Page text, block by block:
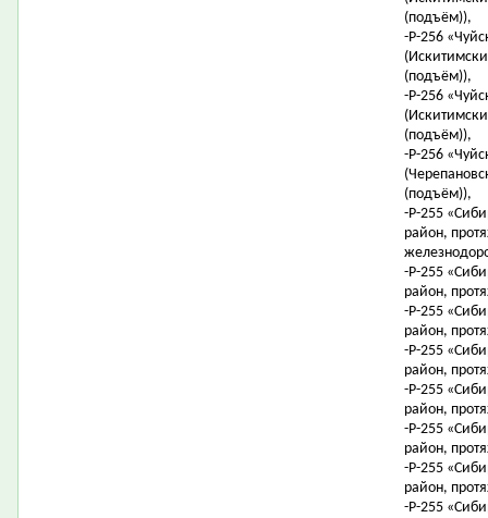
(подъём)),
-Р-256
(подъём)),
-Р-256
(подъём)),
-Р-256
(подъём)),
-Р-255
район,
-Р-255
район,
-Р-255
район,
-Р-255
район,
-Р-255
район,
-Р-255
район,
-Р-255
район,
-Р-255